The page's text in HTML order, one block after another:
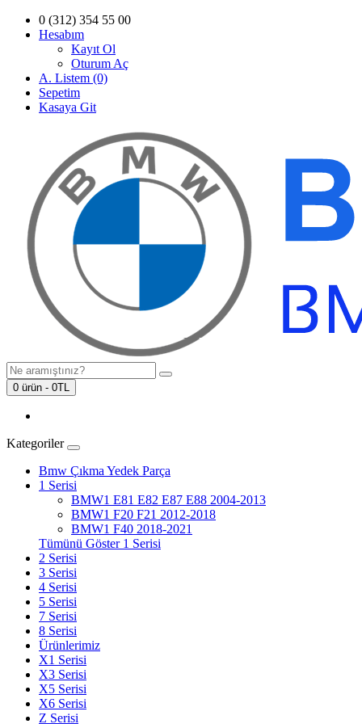
0 (312) 354 55 00
Hesabım
Kayıt Ol
Oturum Aç
A. Listem (0)
Sepetim
Kasaya Git
0 ürün - 0TL
Kategoriler
Bmw Çıkma Yedek Parça
1 Serisi
BMW1 E81 E82 E87 E88 2004-2013
BMW1 F20 F21 2012-2018
BMW1 F40 2018-2021
Tümünü Göster 1 Serisi
2 Serisi
3 Serisi
4 Serisi
5 Serisi
7 Serisi
8 Serisi
Ürünlerimiz
X1 Serisi
X3 Serisi
X5 Serisi
X6 Serisi
Z Serisi